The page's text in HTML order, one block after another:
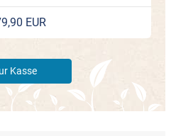
EUR
Kasse